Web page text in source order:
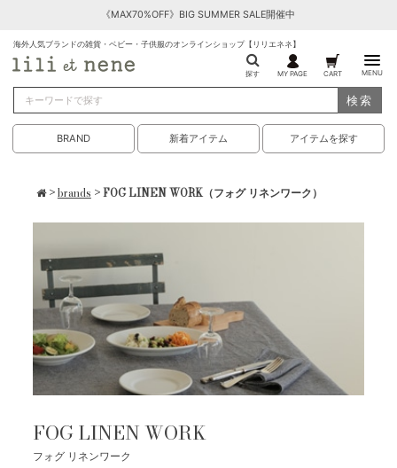
《MAX70%OFF》BIG SUMMER SALE開催中
海外人気ブランドの雑貨・ベビー・子供服のオンラインショップ【リリエネネ】
探す MY PAGE CART MENU
検索
BRAND 新着アイテム アイテムを探す
>brands > FOG LINEN WORK（フォグ リネンワーク）
FOG LINEN WORK
フォグ リネンワーク